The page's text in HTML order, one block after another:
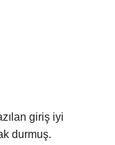
giriş iyi
durmuş.